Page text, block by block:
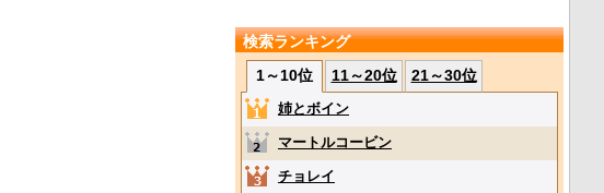
検索ランキング
1～10位
11～20位 21～30位
姉とボイン
マートルコービン
チョレイ